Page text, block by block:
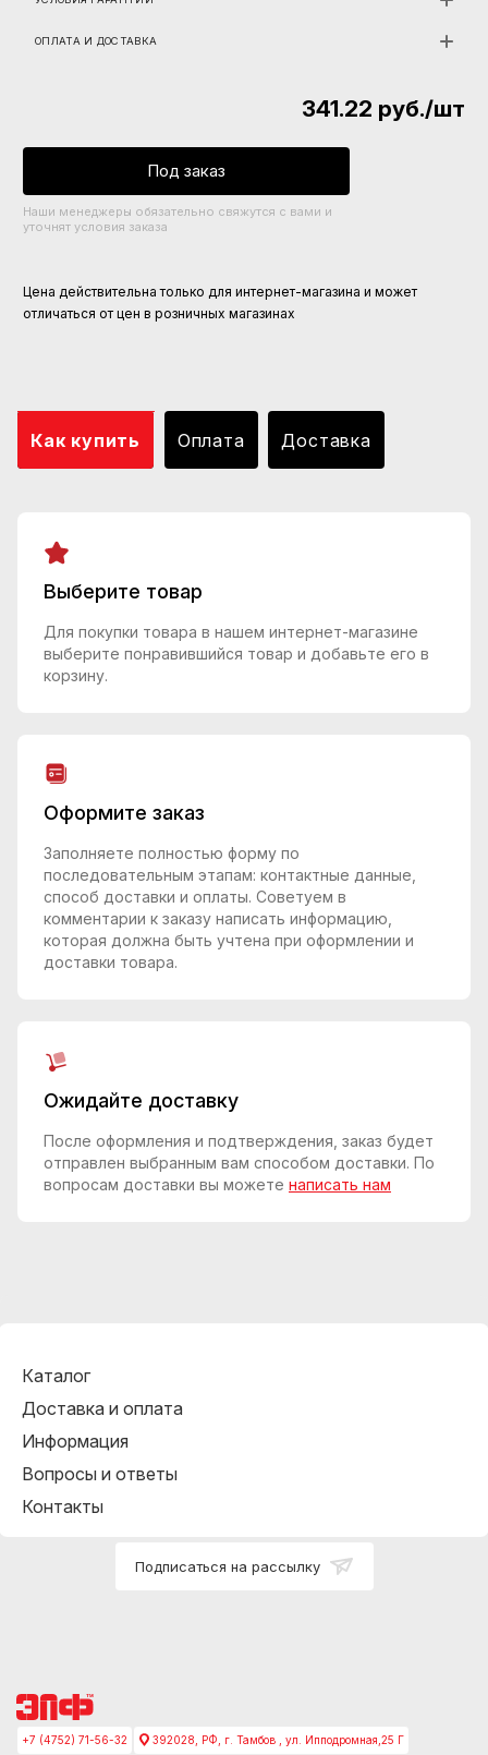
ОПЛАТА И ДОСТАВКА
341.22 руб./шт
Под заказ
Наши менеджеры обязательно свяжутся с вами и
уточнят условия заказа
Цена действительна только для интернет-магазина и может
отличаться от цен в розничных магазинах
Как купить Оплата Доставка
Выберите товар
Для покупки товара в нашем интернет-магазине
выберите понравившийся товар и добавьте его в
корзину.
Оформите заказ
Заполняете полностью форму по
последовательным этапам: контактные данные,
способ доставки и оплаты. Советуем в
комментарии к заказу написать информацию,
которая должна быть учтена при оформлении и
доставки товара.
Ожидайте доставку
После оформления и подтверждения, заказ будет
отправлен выбранным вам способом доставки. По
вопросам доставки вы можете написать нам
Каталог
Доставка и оплата
Информация
Вопросы и ответы
Контакты
Подписаться на рассылку
+7 (4752) 71-56-32 392028, РФ, г. Тамбов , ул. Ипподромная,25 Г